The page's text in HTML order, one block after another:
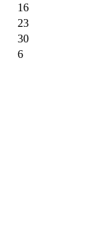
16
23
30
6